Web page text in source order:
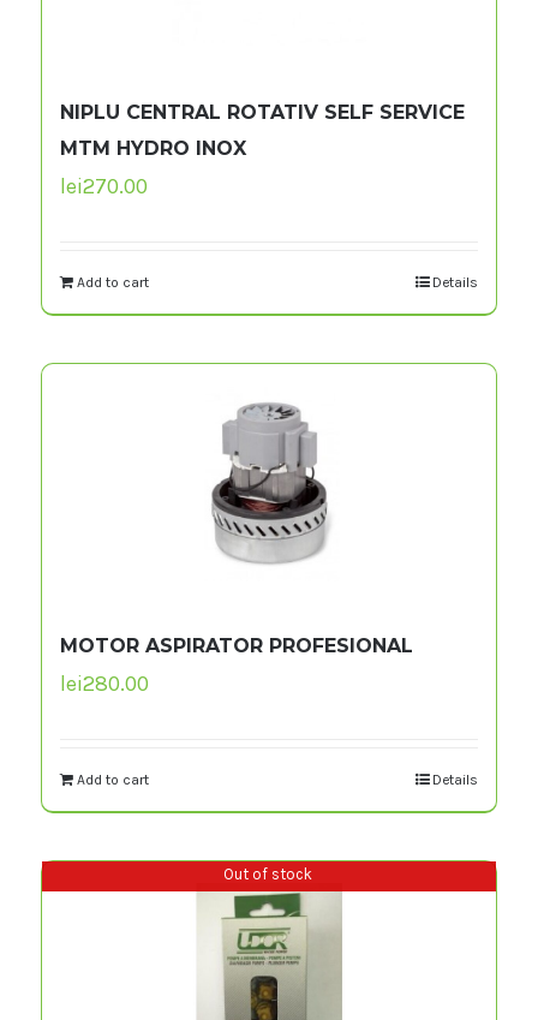
NIPLU CENTRAL ROTATIV SELF SERVICE
MTM HYDRO INOX
lei270.00
Add to cart Details
MOTOR ASPIRATOR PROFESIONAL
lei280.00
Add to cart Details
Out of stock